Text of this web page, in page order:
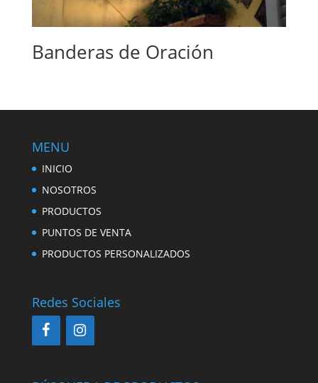
Banderas de Oración
MENU
INICIO
NOSOTROS
PRODUCTOS
PUNTOS DE VENTA
PRODUCTOS PERSONALIZADOS
Redes Sociales